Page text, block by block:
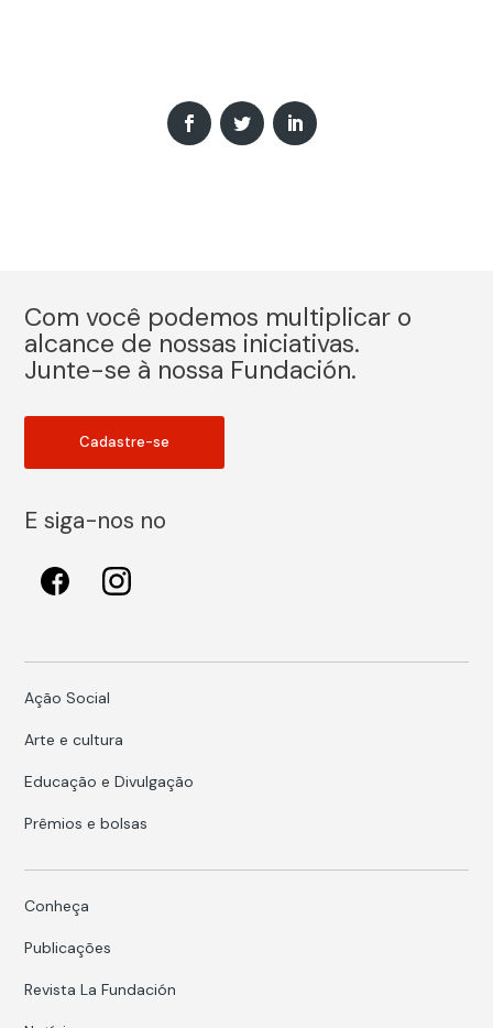
Com você podemos multiplicar o
alcance de nossas iniciativas.
Junte-se à nossa Fundación.
Cadastre-se
E siga-nos no
Ação Social
Arte e cultura
Educação e Divulgação
Prêmios e bolsas
Conheça
Publicações
Revista La Fundación